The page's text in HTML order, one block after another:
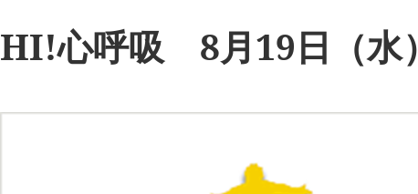
HI!心呼吸 8月19日（水）